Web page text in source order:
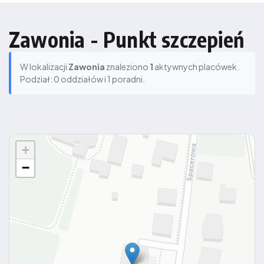
Zawonia - Punkt szczepień
W lokalizacji Zawonia znaleziono 1 aktywnych placówek.
Podział: 0 oddziałów i 1 poradni.
+
−